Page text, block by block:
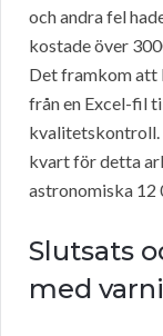
och andra fel
kostade över
Det framkom att
från en Excel-fil
kvalitetskontroll.
kvart för detta
astronomiska 12
Slutsats
med